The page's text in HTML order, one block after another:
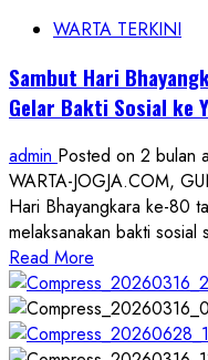
Rumah
Waluyo
di
Gunungkidul
WARTA TERKINI
Sambut Hari
Gelar Bakti Sosial ke
admin Posted on 2 bulan
WARTA-JOGJA.COM,
Hari Bhayangkara ke-80
melaksanakan bakti sosial
Read More
more
about
Sambut